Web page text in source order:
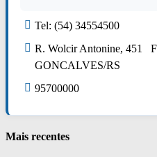
Tel: (54) 34554500
R. Wolcir Antonine, 451
GONCALVES/RS
95700000
Mais recentes